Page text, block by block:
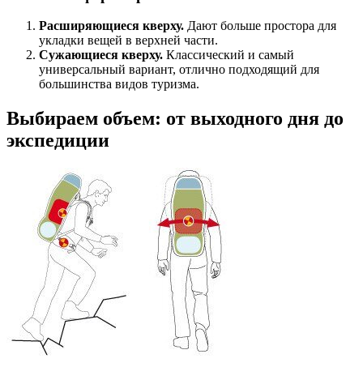
Расширяющиеся кверху. Дают больше простора для
укладки вещей в верхней части.
Сужающиеся кверху. Классический и самый
универсальный вариант, отлично подходящий для
большинства видов туризма.
Выбираем объем: от выходного дня до
экспедиции